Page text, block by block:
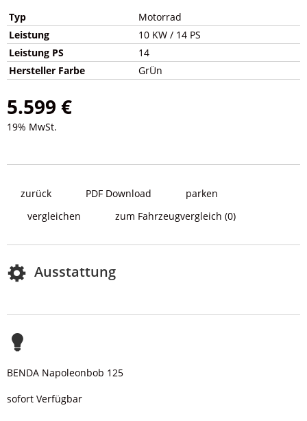
Typ
Motorrad
Leistung
10 KW / 14 PS
Leistung PS
14
Hersteller Farbe
GrÜn
5.599 €
19% MwSt.
zurück PDF Download
parken
vergleichen
zum Fahrzeugvergleich (0)
Ausstattung
BENDA Napoleonbob 125
sofort Verfügbar